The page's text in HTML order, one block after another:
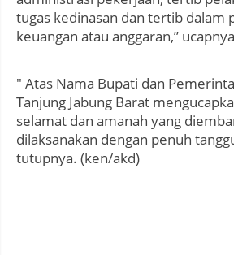
tugas kedinasan dan tertib dalam
keuangan atau anggaran,”
" Atas Nama Bupati dan
Tanjung Jabung Barat
selamat dan amanah yang
dilaksanakan dengan penuh
tutupnya. (ken/akd)